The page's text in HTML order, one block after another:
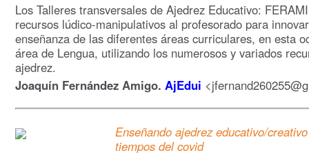
Los Talleres transversales de Ajedrez Educativo:
recursos lúdico-manipulativos al profesorado para
enseñanza de las diferentes áreas curriculares, en esta
área de Lengua, utilizando los numerosos y variados
ajedrez.
Joaquín Fernández Amigo. AjEdui
Enseñando ajedrez educativo/
tiempos del covid